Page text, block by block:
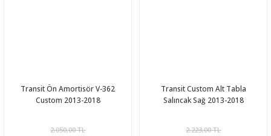
Transit Ön Amortisör V-362
Custom 2013-2018
2.050,00 TL
Transit Custom Alt Tabla
Salıncak Sağ 2013-2018
2.223,00 TL